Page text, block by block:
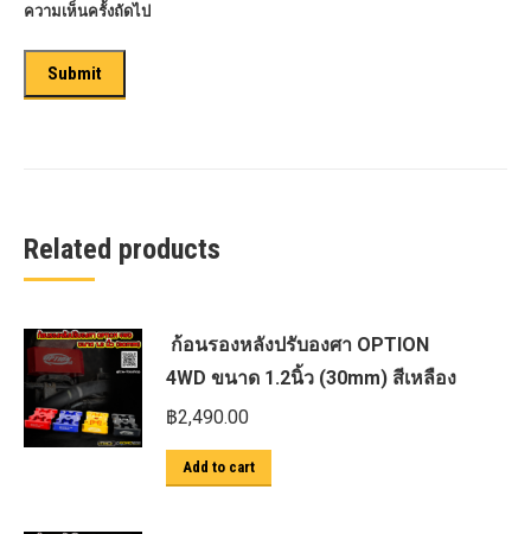
ความเห็นครั้งถัดไป
Related products
ก้อนรองหลังปรับองศา OPTION
4WD ขนาด 1.2นิ้ว (30mm) สีเหลือง
฿2,490.00
Add to cart